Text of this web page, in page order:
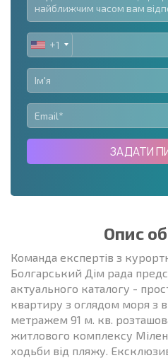
UNITED
STATES
+1
+1
ЗАДАТИ
Опис
Команда експертів з
Болгарський Дім рада
актуального каталогу -
квартиру з оглядом моря з
метражем 91 м. кв.
житлового комплексу
ходьби від пляжу.